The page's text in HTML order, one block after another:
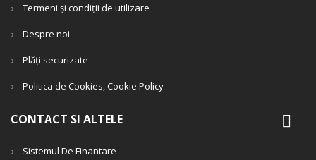
Termeni și condiții de utilizare
Despre noi
Plăți securizate
Politica de Cookies, Cookie Policy
CONTACT SI ALTELE
Sistemul De Finantare